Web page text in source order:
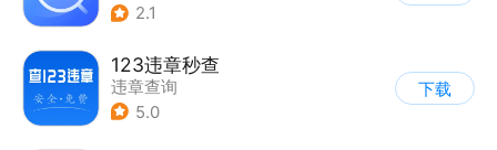
2.1
123违章秒查
违章查询
5.0
下载